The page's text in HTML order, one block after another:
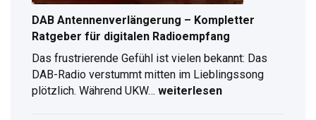
DAB Antennenverlängerung – Kompletter
Ratgeber für digitalen Radioempfang
Das frustrierende Gefühl ist vielen bekannt: Das
DAB-Radio verstummt mitten im Lieblingssong
plötzlich. Während UKW… weiterlesen